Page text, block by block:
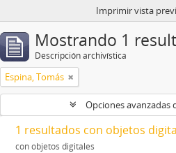
Imprimir vista
Mostrando 1
Descripción archivística
Espina, Tomás
Opciones avanzadas
1 resultados con objetos
con objetos digitales